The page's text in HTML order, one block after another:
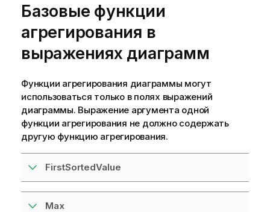
Базовые функции
агрегирования в
выражениях диаграмм
Функции агрегирования диаграммы могут
использоваться только в полях выражений
диаграммы. Выражение аргумента одной
функции агрегирования не должно содержать
другую функцию агрегирования.
FirstSortedValue
Max